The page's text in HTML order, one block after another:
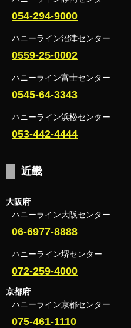
054-294-9000
ハニーライン沼津センター
0559-25-0002
ハニーライン富士センター
0545-64-3343
ハニーライン浜松センター
053-442-4444
近畿
大阪府
ハニーライン大阪センター
06-6977-8888
ハニーライン堺センター
072-259-4000
京都府
ハニーライン京都センター
075-461-1110